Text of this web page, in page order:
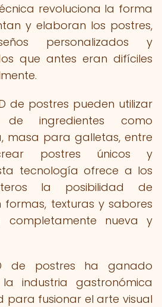
revoluciona la forma
y elaboran los postres,
personalizados y
que antes eran difíciles
de postres pueden utilizar
ingredientes como
masa para galletas, entre
postres únicos y
tecnología ofrece a los
la posibilidad de
formas, texturas y sabores
nueva y
de postres ha ganado
industria gastronómica
para fusionar el arte visual